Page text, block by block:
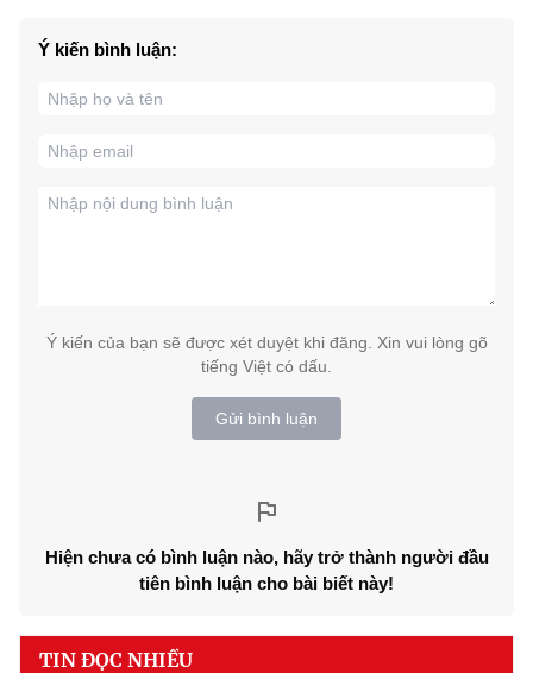
Ý kiến bình luận:
Ý kiến của bạn sẽ được xét duyệt khi đăng. Xin vui lòng gõ
tiếng Việt có dấu.
Gửi bình luận
Hiện chưa có bình luận nào, hãy trở thành người đầu
tiên bình luận cho bài biết này!
TIN ĐỌC NHIỀU